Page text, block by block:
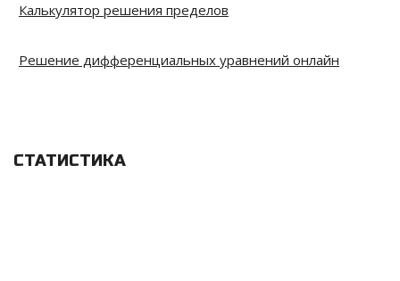
Калькулятор решения пределов
Решение дифференциальных уравнений онлайн
СТАТИСТИКА